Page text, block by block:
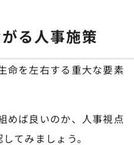
る人事施策
命を左右する重大な要素
めば良いのか、人事視点
てみましょう。